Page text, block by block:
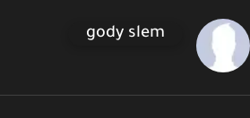
gody slem